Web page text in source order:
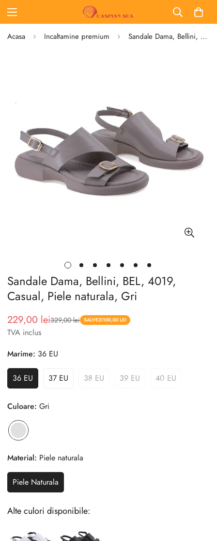
Acasa Incaltamine premium Sandale Dama, Bellini, BEL, 4019, Casual, Piele naturala, Gri
Sandale Dama, Bellini, BEL, 4019,
Casual, Piele naturala, Gri
Pret
redus
229,00 lei
Pret 329,00 lei SALVEZI100,00 LEI
TVA inclus
Marime: 36 EU
36 EU 37 EU 38 EU 39 EU 40 EU
Culoare: Gri
Material: Piele naturala
Piele Naturala
Alte culori disponibile: